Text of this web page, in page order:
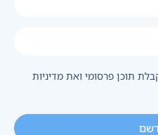
תוכן פרסומי ואת מדיניות